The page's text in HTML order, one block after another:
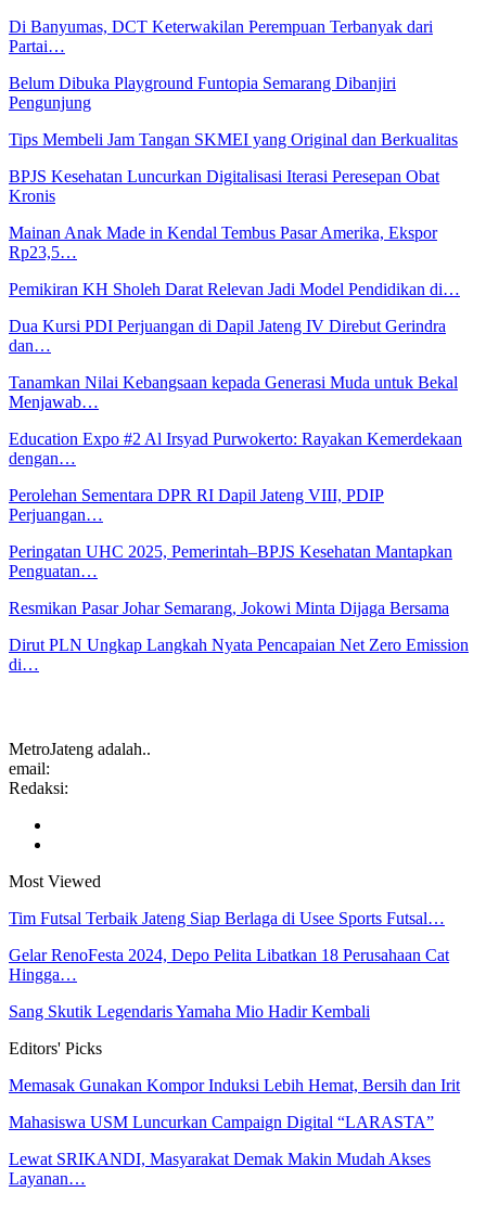
Di Banyumas, DCT Keterwakilan Perempuan Terbanyak dari
Partai…
Belum Dibuka Playground Funtopia Semarang Dibanjiri
Pengunjung
Tips Membeli Jam Tangan SKMEI yang Original dan Berkualitas
BPJS Kesehatan Luncurkan Digitalisasi Iterasi Peresepan Obat
Kronis
Mainan Anak Made in Kendal Tembus Pasar Amerika, Ekspor
Rp23,5…
Pemikiran KH Sholeh Darat Relevan Jadi Model Pendidikan di…
Dua Kursi PDI Perjuangan di Dapil Jateng IV Direbut Gerindra
dan…
Tanamkan Nilai Kebangsaan kepada Generasi Muda untuk Bekal
Menjawab…
Education Expo #2 Al Irsyad Purwokerto: Rayakan Kemerdekaan
dengan…
Perolehan Sementara DPR RI Dapil Jateng VIII, PDIP
Perjuangan…
Peringatan UHC 2025, Pemerintah–BPJS Kesehatan Mantapkan
Penguatan…
Resmikan Pasar Johar Semarang, Jokowi Minta Dijaga Bersama
Dirut PLN Ungkap Langkah Nyata Pencapaian Net Zero Emission
di…
MetroJateng adalah..
email:
Redaksi:
Most Viewed
Tim Futsal Terbaik Jateng Siap Berlaga di Usee Sports Futsal…
Gelar RenoFesta 2024, Depo Pelita Libatkan 18 Perusahaan Cat
Hingga…
Sang Skutik Legendaris Yamaha Mio Hadir Kembali
Editors' Picks
Memasak Gunakan Kompor Induksi Lebih Hemat, Bersih dan Irit
Mahasiswa USM Luncurkan Campaign Digital “LARASTA”
Lewat SRIKANDI, Masyarakat Demak Makin Mudah Akses
Layanan…